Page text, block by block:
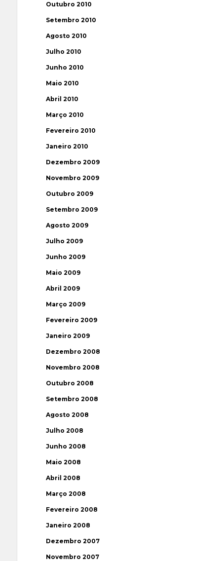
Outubro 2010
Setembro 2010
Agosto 2010
Julho 2010
Junho 2010
Maio 2010
Abril 2010
Março 2010
Fevereiro 2010
Janeiro 2010
Dezembro 2009
Novembro 2009
Outubro 2009
Setembro 2009
Agosto 2009
Julho 2009
Junho 2009
Maio 2009
Abril 2009
Março 2009
Fevereiro 2009
Janeiro 2009
Dezembro 2008
Novembro 2008
Outubro 2008
Setembro 2008
Agosto 2008
Julho 2008
Junho 2008
Maio 2008
Abril 2008
Março 2008
Fevereiro 2008
Janeiro 2008
Dezembro 2007
Novembro 2007